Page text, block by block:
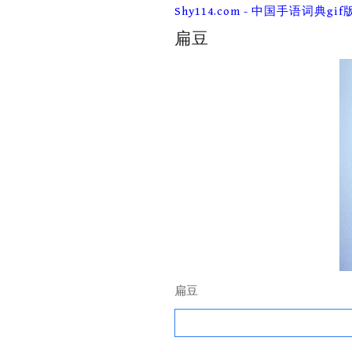
Skip
content
Shy114.com - 中国手语词典gif
扁豆
扁豆
Search